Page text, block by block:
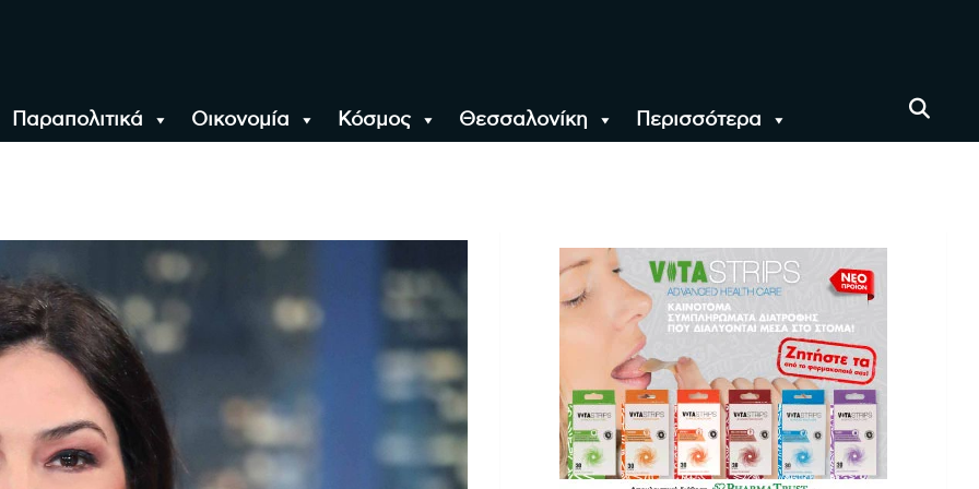
Παραπολιτικά Οικονομία Κόσμος Θεσσαλονίκη Περισσότερα